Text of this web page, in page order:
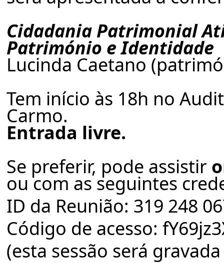
Cidadania Patrimonial
Património e Identidade
Lucinda Caetano
Tem início às 18h no
Carmo.
Entrada livre.
Se preferir, pode assistir
ou com as seguintes
ID da Reunião: 319 248
Código de acesso:
(esta sessão será